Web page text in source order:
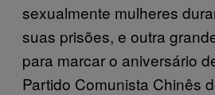
sexualmente mulheres
suas prisões, e outra
para marcar o aniversário
Partido Comunista Chinês